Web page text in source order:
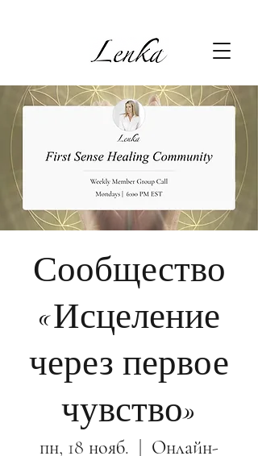
Сообщество
«Исцеление
через первое
чувство»
пн, 18 нояб.
Онлайн-